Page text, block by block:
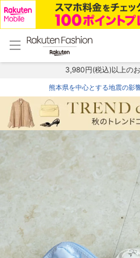
menu home
トップ
3,980円(税込)以上の
熊本県を中心とする地震の影